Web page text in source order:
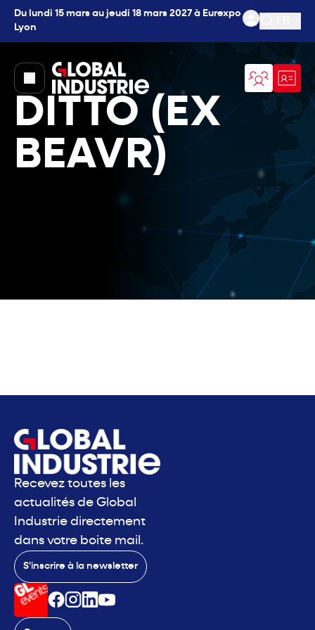
Du lundi 15 mars au jeudi 18 mars 2027 à Eurexpo
Lyon
Ouvrir
page.home
DITTO (EX
BEAVR)
Recevez toutes les
actualités de Global
Industrie directement
dans votre boite mail.
S'inscrire à la newsletter